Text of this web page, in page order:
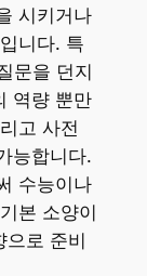
시키거나
니다. 특
문을 던지
역량 뿐만
고 사전
능합니다.
수능이나
본 소양이
으로 준비